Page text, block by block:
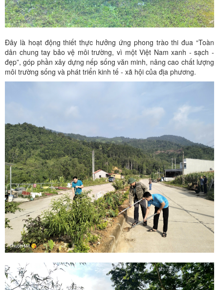
Đây là hoạt động thiết thực hưởng ứng phong trào thi đua “Toàn
dân chung tay bảo vệ môi trường, vì một Việt Nam xanh - sạch -
đẹp”, góp phần xây dựng nếp sống văn minh, nâng cao chất lượng
môi trường sống và phát triển kinh tế - xã hội của địa phương.